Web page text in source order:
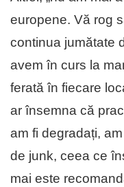
europene. Vă rog
continua jumătate
avem în curs la
ferată în fiecare
ar însemna că
am fi degradați,
de junk, ceea ce
mai este